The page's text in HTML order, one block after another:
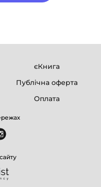
єКнига
Публічна оферта
Оплата